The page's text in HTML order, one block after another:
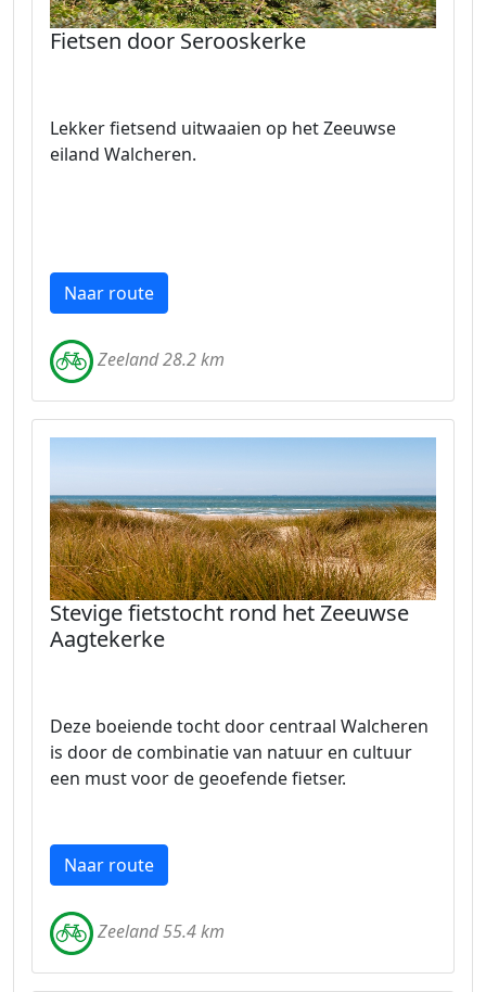
Fietsen door Serooskerke
Lekker fietsend uitwaaien op het Zeeuwse
eiland Walcheren.
Naar route
Zeeland 28.2 km
Stevige fietstocht rond het Zeeuwse
Aagtekerke
Deze boeiende tocht door centraal Walcheren
is door de combinatie van natuur en cultuur
een must voor de geoefende fietser.
Naar route
Zeeland 55.4 km